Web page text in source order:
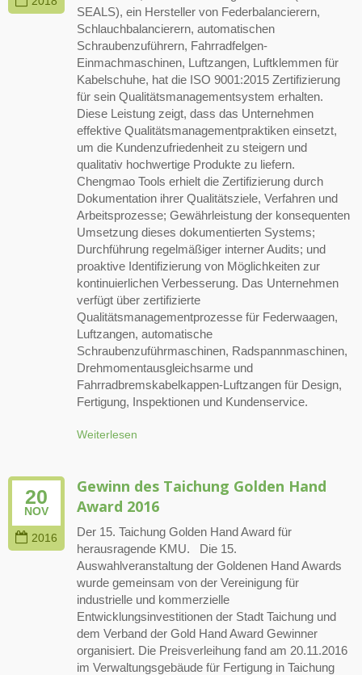
SEALS), ein Hersteller von Federbalancierern,
Schlauchbalancierern, automatischen
Schraubenzuführern, Fahrradfelgen-
Einmachmaschinen, Luftzangen, Luftklemmen für
Kabelschuhe, hat die ISO 9001:2015 Zertifizierung
für sein Qualitätsmanagementsystem erhalten.
Diese Leistung zeigt, dass das Unternehmen
effektive Qualitätsmanagementpraktiken einsetzt,
um die Kundenzufriedenheit zu steigern und
qualitativ hochwertige Produkte zu liefern.
Chengmao Tools erhielt die Zertifizierung durch
Dokumentation ihrer Qualitätsziele, Verfahren und
Arbeitsprozesse; Gewährleistung der konsequenten
Umsetzung dieses dokumentierten Systems;
Durchführung regelmäßiger interner Audits; und
proaktive Identifizierung von Möglichkeiten zur
kontinuierlichen Verbesserung. Das Unternehmen
verfügt über zertifizierte
Qualitätsmanagementprozesse für Federwaagen,
Luftzangen, automatische
Schraubenzuführmaschinen, Radspannmaschinen,
Drehmomentausgleichsarme und
Fahrradbremskabelkappen-Luftzangen für Design,
Fertigung, Inspektionen und Kundenservice.
Weiterlesen
20
NOV
2016
Gewinn des Taichung Golden Hand
Award 2016
Der 15. Taichung Golden Hand Award für
herausragende KMU. Die 15.
Auswahlveranstaltung der Goldenen Hand Awards
wurde gemeinsam von der Vereinigung für
industrielle und kommerzielle
Entwicklungsinvestitionen der Stadt Taichung und
dem Verband der Gold Hand Award Gewinner
organisiert. Die Preisverleihung fand am 20.11.2016
im Verwaltungsgebäude für Fertigung in Taichung